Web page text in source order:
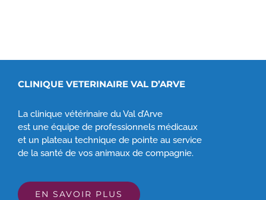
CLINIQUE VETERINAIRE VAL D’ARVE
La clinique vétérinaire du Val d’Arve
est une équipe de professionnels médicaux
et un plateau technique de pointe au service
de la santé de vos animaux de compagnie.
EN SAVOIR PLUS